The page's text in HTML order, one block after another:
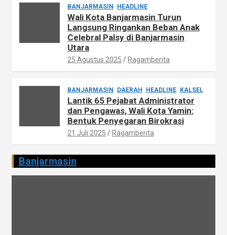
BANJARMASIN HEADLINE
Wali Kota Banjarmasin Turun
Langsung Ringankan Beban Anak
Celebral Palsy di Banjarmasin
Utara
25 Agustus 2025 Ragamberita
BANJARMASIN DAERAH HEADLINE KALSEL
Lantik 65 Pejabat Administrator
dan Pengawas, Wali Kota Yamin:
Bentuk Penyegaran Birokrasi
21 Juli 2025 Ragamberita
Banjarmasin